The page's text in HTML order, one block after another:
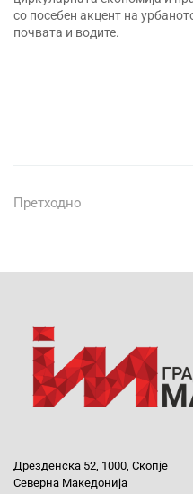
со посебен акцент на
почвата и водите.
Претходно
Дрезденска 52, 1000, Скопје
Северна Македонија